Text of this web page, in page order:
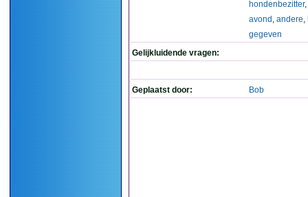
hondenbezitter,
avond , andere,
gegeven
Gelijkluidende vragen:
Geplaatst door: Bob